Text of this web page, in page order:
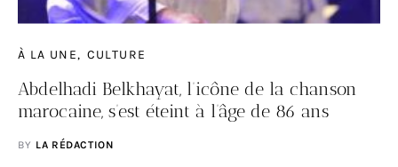
À LA UNE CULTURE
Abdelhadi Belkhayat, l’icône de la chanson
marocaine, s’est éteint à l’âge de 86 ans
BY LA RÉDACTION